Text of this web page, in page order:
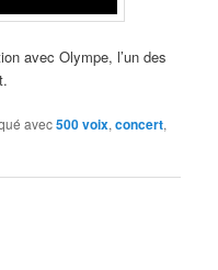
avec Olympe, l’un des
avec500 voix,concert,